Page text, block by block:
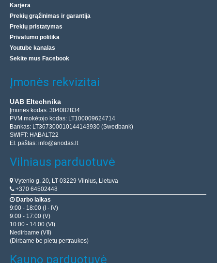
Karjera
Prekių grąžinimas ir garantija
Prekių pristatymas
Privatumo politika
Youtube kanalas
Sekite mus Facebook
Įmonės rekvizitai
UAB Eltechnika
Įmonės kodas: 304082834
PVM mokėtojo kodas: LT100009624714
Bankas: LT367300010144143930 (Swedbank)
SWIFT: HABALT22
El. paštas: info@anodas.lt
Vilniaus parduotuvė
Vytenio g. 20, LT-03229 Vilnius, Lietuva
+370 64502448
Darbo laikas
9:00 - 18:00 (I - IV)
9:00 - 17:00 (V)
10:00 - 14:00 (VI)
Nedirbame (VII)
(Dirbame be pietų pertraukos)
Kauno parduotuvė